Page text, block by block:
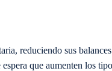
reduciendo sus
que aumenten los